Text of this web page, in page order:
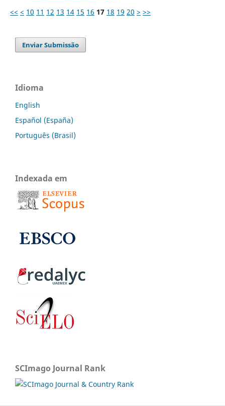
<< < 10 11 12 13 14 15 16 17 18 19 20 > >>
Enviar Submissão
Idioma
English
Español (España)
Português (Brasil)
Indexada em
SCImago Journal Rank